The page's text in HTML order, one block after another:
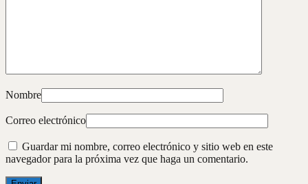
Nombre
Correo electrónico
Guardar mi nombre, correo electrónico y sitio web en este
navegador para la próxima vez que haga un comentario.